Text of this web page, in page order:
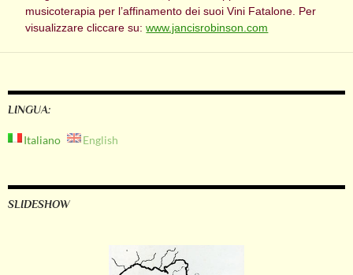
musicoterapia per l’affinamento dei suoi Vini Fatalone. Per
visualizzare cliccare su:www.jancisrobinson.com
LINGUA:
Italiano English
SLIDESHOW